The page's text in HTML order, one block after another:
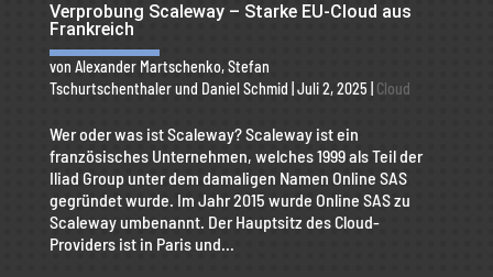
Verprobung Scaleway – Starke EU-Cloud aus
Frankreich
von Alexander Martschenko,Stefan
Tschurtschenthalerund Daniel Schmid Juli 2, 2025 Cloud
Wer oder was ist Scaleway? Scaleway ist ein
französisches Unternehmen, welches 1999 als Teil der
Iliad Group unter dem damaligen Namen Online SAS
gegründet wurde. Im Jahr 2015 wurde Online SAS zu
Scaleway umbenannt. Der Hauptsitz des Cloud-
Providers ist in Paris und...